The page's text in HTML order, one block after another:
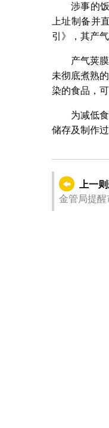
涉事的
上址制备并
引》，其产
产气荚
未彻底煮熟
染的食品，
为减低
储存及制作
上一
金管局提醒